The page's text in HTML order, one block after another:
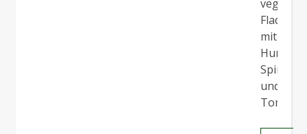
veganes
mit
Spinat
und